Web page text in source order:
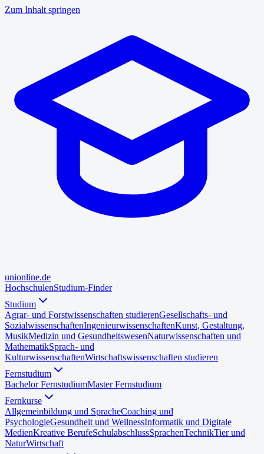
Zum Inhalt springen
unionline.de
HochschulenStudium-Finder
Studium
Agrar- und Forstwissenschaften studierenGesellschafts- und
SozialwissenschaftenIngenieurwissenschaftenKunst, Gestaltung,
MusikMedizin und GesundheitswesenNaturwissenschaften und
MathematikSprach- und
KulturwissenschaftenWirtschaftswissenschaften studieren
Fernstudium
Bachelor FernstudiumMaster Fernstudium
Fernkurse
Allgemeinbildung und SpracheCoaching und
PsychologieGesundheit und WellnessInformatik und Digitale
MedienKreative BerufeSchulabschlussSprachenTechnikTier und
NaturWirtschaft